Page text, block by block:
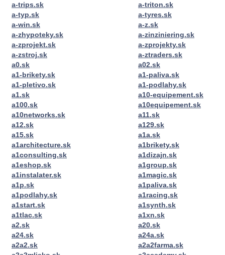
a-trips.sk
a-triton.sk
a-typ.sk
a-tyres.sk
a-win.sk
a-z.sk
a-zhypoteky.sk
a-zinziniering.sk
a-zprojekt.sk
a-zprojekty.sk
a-zstroj.sk
a-ztraders.sk
a0.sk
a02.sk
a1-brikety.sk
a1-paliva.sk
a1-pletivo.sk
a1-podlahy.sk
a1.sk
a10-equipement.sk
a100.sk
a10equipement.sk
a10networks.sk
a11.sk
a12.sk
a129.sk
a15.sk
a1a.sk
a1architecture.sk
a1brikety.sk
a1consulting.sk
a1dizajn.sk
a1eshop.sk
a1group.sk
a1instalater.sk
a1magic.sk
a1p.sk
a1paliva.sk
a1podlahy.sk
a1racing.sk
a1start.sk
a1synth.sk
a1tlac.sk
a1xn.sk
a2.sk
a20.sk
a24.sk
a24a.sk
a2a2.sk
a2a2farma.sk